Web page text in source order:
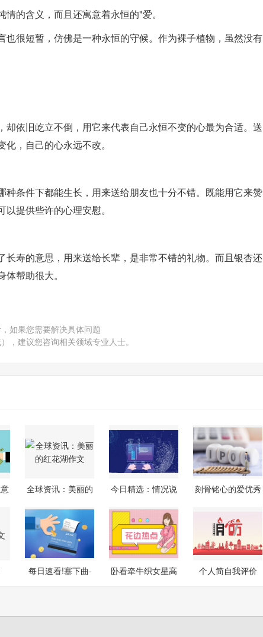
的含义，而且还寓意着永恒的"爱。
很短暂，仿佛是一种永恒的守候。作为裸子植物，虽然没有
依旧屹立不倒，用它来代表自己永恒不变的心最为合适。送
，自己的心永远不改。
条件下都能生长，用来送给朋友也十分不错。既能用它来赞
提供些许的心理安慰。
寿的意思，用来送给长辈，是非常不错的礼物。而且银杏还
帮助很大。
如果您需要解决具体问题
，建议您咨询相关领域专业人士。
全球资讯：美丽的
今日精选：情况说
刻骨铭心的爱优秀
每日速看!塞下曲·
卧看牵牛织女星高
个人简自我评价